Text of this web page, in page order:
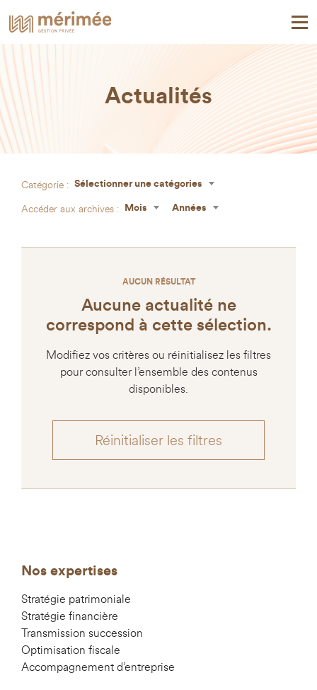
Actualités
Catégorie : Sélectionner une catégories
Accéder aux archives : Mois Années
AUCUN RÉSULTAT
Aucune actualité ne
correspond à cette sélection.
Modifiez vos critères ou réinitialisez les filtres
pour consulter l’ensemble des contenus
disponibles.
Réinitialiser les filtres
Nos expertises
Stratégie patrimoniale
Stratégie financière
Transmission succession
Optimisation fiscale
Accompagnement d’entreprise